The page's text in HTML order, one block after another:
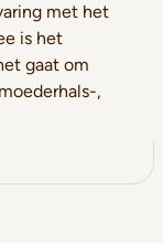
met het
is het
gaat om
,